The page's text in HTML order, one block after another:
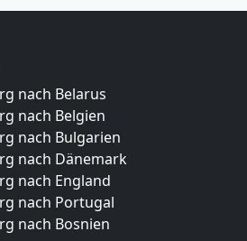
nach Belarus
nach Belgien
nach Bulgarien
nach Dänemark
nach England
nach Portugal
nach Bosnien